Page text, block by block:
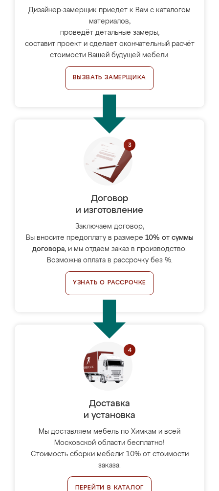
Дизайнер-замерщик приедет к Вам с каталогом
материалов,
проведёт детальные замеры,
составит проект и сделает окончательный расчёт
стоимости Вашей будущей мебели.
ВЫЗВАТЬ ЗАМЕРЩИКА
Договор
и изготовление
Заключаем договор,
Вы вносите предоплату в размере 10% от суммы
договора, и мы отдаём заказ в производство.
Возможна оплата в рассрочку без %.
УЗНАТЬ О РАССРОЧКЕ
Доставка
и установка
Мы доставляем мебель по Химкам и всей
Московской области бесплатно!
Стоимость сборки мебели: 10% от стоимости
заказа.
ПЕРЕЙТИ В КАТАЛОГ